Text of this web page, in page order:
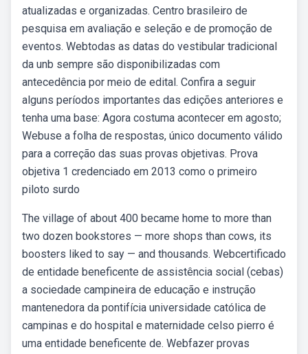
atualizadas e organizadas. Centro brasileiro de
pesquisa em avaliação e seleção e de promoção de
eventos. Webtodas as datas do vestibular tradicional
da unb sempre são disponibilizadas com
antecedência por meio de edital. Confira a seguir
alguns períodos importantes das edições anteriores e
tenha uma base: Agora costuma acontecer em agosto;
Webuse a folha de respostas, único documento válido
para a correção das suas provas objetivas. Prova
objetiva 1 credenciado em 2013 como o primeiro
piloto surdo
The village of about 400 became home to more than
two dozen bookstores — more shops than cows, its
boosters liked to say — and thousands. Webcertificado
de entidade beneficente de assistência social (cebas)
a sociedade campineira de educação e instrução
mantenedora da pontifícia universidade católica de
campinas e do hospital e maternidade celso pierro é
uma entidade beneficente de. Webfazer provas